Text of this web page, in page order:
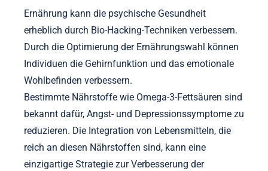
Ernährung kann die psychische Gesundheit
erheblich durch Bio-Hacking-Techniken verbessern.
Durch die Optimierung der Ernährungswahl können
Individuen die Gehirnfunktion und das emotionale
Wohlbefinden verbessern.
Bestimmte Nährstoffe wie Omega-3-Fettsäuren sind
bekannt dafür, Angst- und Depressionssymptome zu
reduzieren. Die Integration von Lebensmitteln, die
reich an diesen Nährstoffen sind, kann eine
einzigartige Strategie zur Verbesserung der